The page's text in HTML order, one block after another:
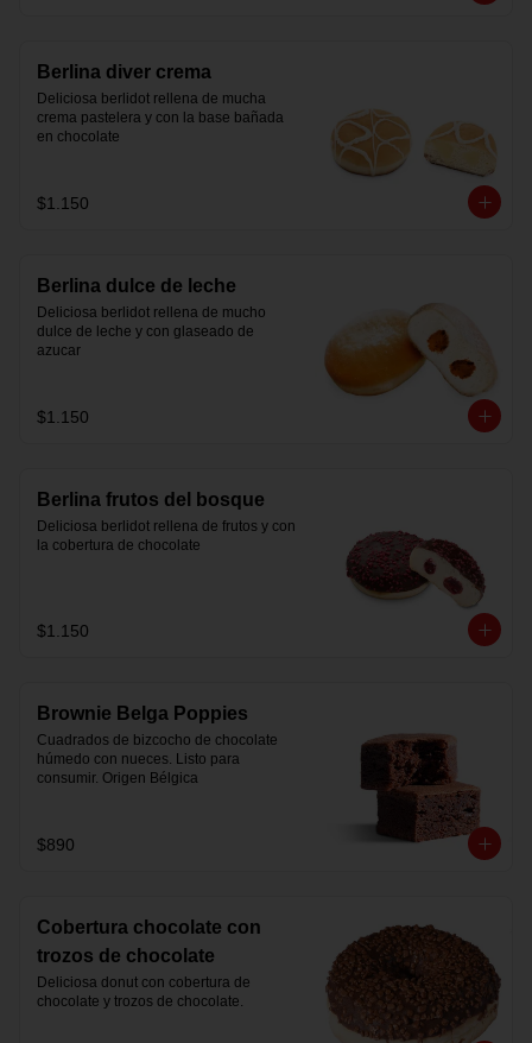
Berlina diver crema
Deliciosa berlidot rellena de mucha
crema pastelera y con la base bañada
en chocolate
$1.150
Berlina dulce de leche
Deliciosa berlidot rellena de mucho
dulce de leche y con glaseado de
azucar
$1.150
Berlina frutos del bosque
Deliciosa berlidot rellena de frutos y con
la cobertura de chocolate
$1.150
Brownie Belga Poppies
Cuadrados de bizcocho de chocolate
húmedo con nueces. Listo para
consumir. Origen Bélgica
$890
Cobertura chocolate con
trozos de chocolate
Deliciosa donut con cobertura de
chocolate y trozos de chocolate.